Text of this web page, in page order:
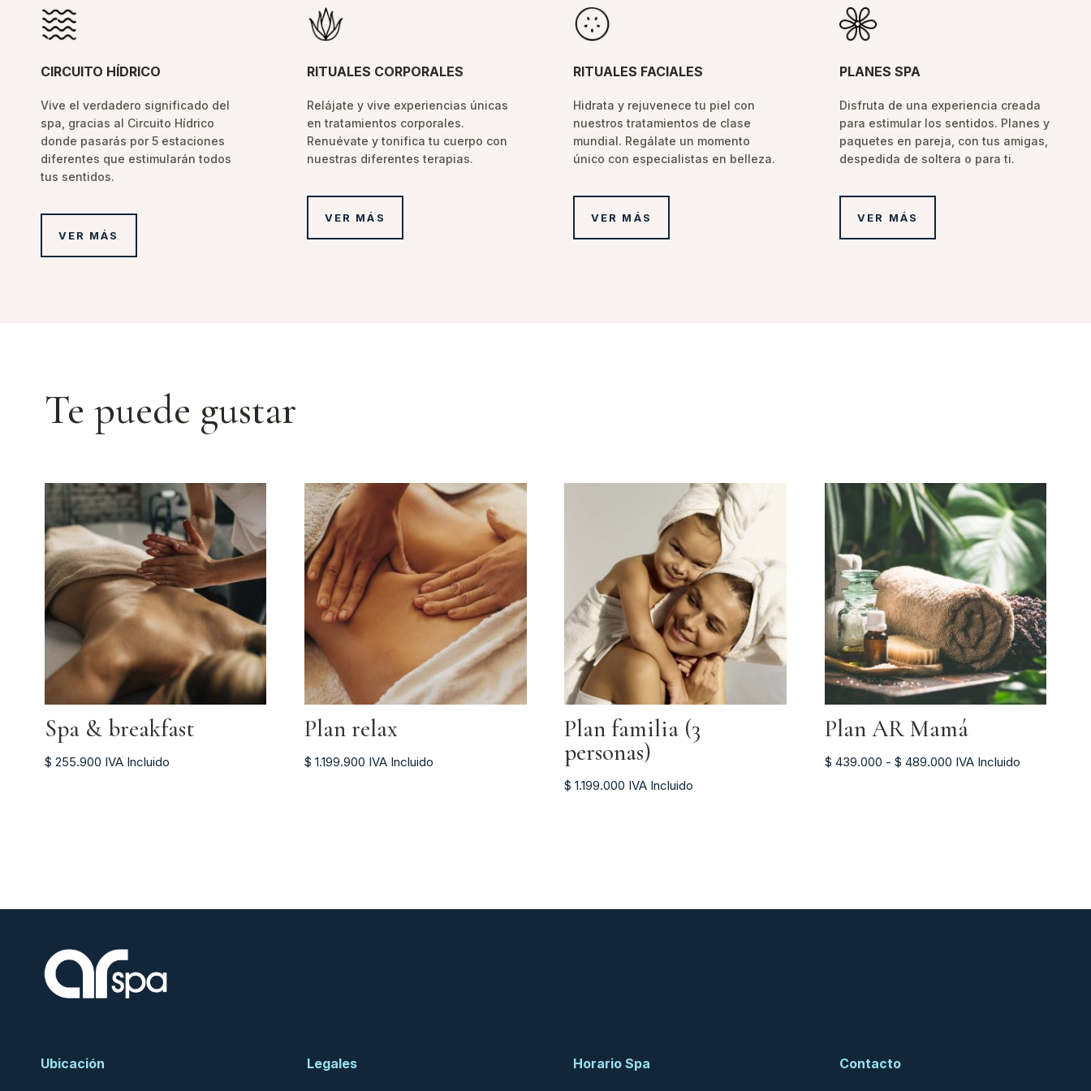
CIRCUITO HÍDRICO
Vive el verdadero significado del
spa, gracias al Circuito Hídrico
donde pasarás por 5 estaciones
diferentes que estimularán todos
tus sentidos.
VER MÁS
RITUALES CORPORALES
Relájate y vive experiencias únicas
en tratamientos corporales.
Renuévate y tonifica tu cuerpo con
nuestras diferentes terapias.
VER MÁS
RITUALES FACIALES
Hidrata y rejuvenece tu piel con
nuestros tratamientos de clase
mundial. Regálate un momento
único con especialistas en belleza.
VER MÁS
PLANES SPA
Disfruta de una experiencia creada
para estimular los sentidos. Planes y
paquetes en pareja, con tus amigas,
despedida de soltera o para ti.
VER MÁS
Te puede gustar
Spa & breakfast
$ 255.900 IVA Incluido
Plan relax
$ 1.199.900 IVA Incluido
Plan familia (3
personas)
$ 1.199.000 IVA Incluido
Plan AR Mamá
$ 439.000 - $ 489.000Rango
IVA Incluido
Ubicación Legales Horario Spa Contacto